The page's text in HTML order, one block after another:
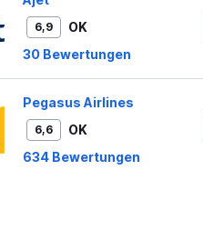
6,9
OK
30 Bewertungen
Pegasus Airlines
6,6
OK
634 Bewertungen